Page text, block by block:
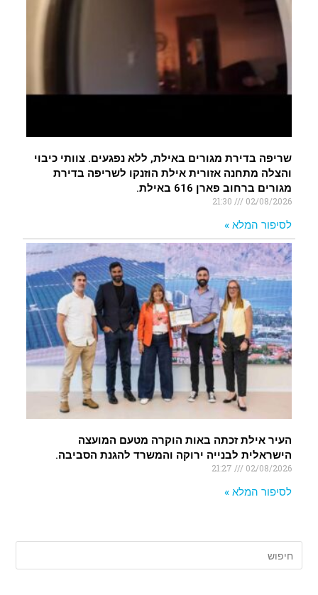
שריפה בדירת מגורים באילת, ללא נפגעים. צוותי כיבוי
והצלה מתחנה אזורית אילת הוזנקו לשריפה בדירת
מגורים ברחוב פארן 616 באילת.
02/08/2026
לסיפור המלא »
העיר אילת זכתה באות הוקרה מטעם המועצה
הישראלית לבנייה ירוקה והמשרד להגנת הסביבה.
02/08/2026
לסיפור המלא »